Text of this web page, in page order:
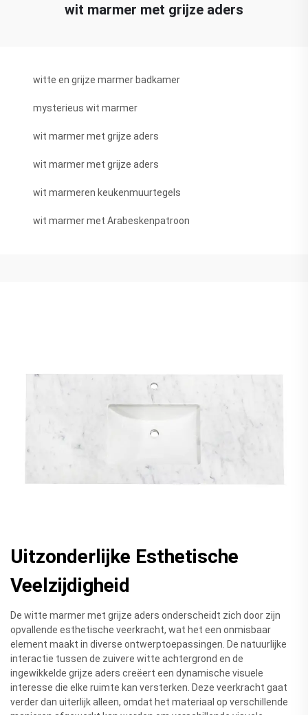
wit marmer met grijze aders
witte en grijze marmer badkamer
mysterieus wit marmer
wit marmer met grijze aders
wit marmer met grijze aders
wit marmeren keukenmuurtegels
wit marmer met Arabeskenpatroon
Uitzonderlijke Esthetische
Veelzijdigheid
De witte marmer met grijze aders onderscheidt zich door zijn
opvallende esthetische veerkracht, wat het een onmisbaar
element maakt in diverse ontwerptoepassingen. De natuurlijke
interactie tussen de zuivere witte achtergrond en de
ingewikkelde grijze aders creëert een dynamische visuele
interesse die elke ruimte kan versterken. Deze veerkracht gaat
verder dan uiterlijk alleen, omdat het materiaal op verschillende